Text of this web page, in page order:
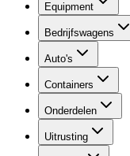
Equipment
Bedrijfswagens
Auto's
Containers
Onderdelen
Uitrusting